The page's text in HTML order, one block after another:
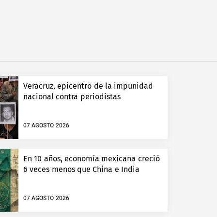
Veracruz, epicentro de la impunidad
nacional contra periodistas
07 AGOSTO 2026
En 10 años, economía mexicana creció
6 veces menos que China e India
07 AGOSTO 2026